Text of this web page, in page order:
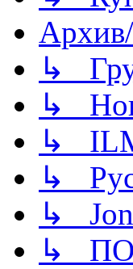
↳
↳
↳
↳
↳
↳